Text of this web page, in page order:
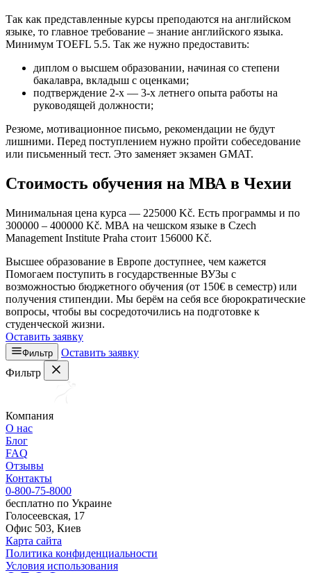
Так как представленные курсы преподаются на английском
языке, то главное требование – знание английского языка.
Минимум TOEFL 5.5. Так же нужно предоставить:
диплом о высшем образовании, начиная со степени
бакалавра, вкладыш с оценками;
подтверждение 2-х — 3-х летнего опыта работы на
руководящей должности;
Резюме, мотивационное письмо, рекомендации не будут
лишними. Перед поступлением нужно пройти собеседование
или письменный тест. Это заменяет экзамен GMAT.
Стоимость обучения на МВА в Чехии
Минимальная цена курса — 225000 Kč. Есть программы и по
300000 – 400000 Kč. МВА на чешском языке в Czech
Management Institute Praha стоит 156000 Kč.
Высшее образование в Европе доступнее, чем кажется
Помогаем поступить в государственные ВУЗы с
возможностью бюджетного обучения (от 150€ в семестр) или
получения стипендии. Мы берём на себя все бюрократические
вопросы, чтобы вы сосредоточились на подготовке к
студенческой жизни.
Оставить заявку
Фильтр
Оставить заявку
Фильтр
Компания
О нас
Блог
FAQ
Отзывы
Контакты
0-800-75-8000
бесплатно по Украине
Голосеевская, 17
Офис 503, Киев
Карта сайта
Политика конфиденциальности
Условия использования